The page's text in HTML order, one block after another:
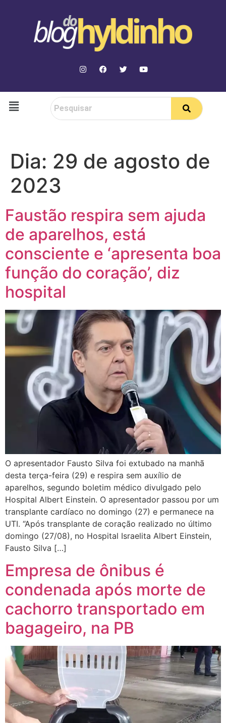
Dia: 29 de agosto de
2023
Faustão respira sem ajuda
de aparelhos, está
consciente e ‘apresenta boa
função do coração’, diz
hospital
O apresentador Fausto Silva foi extubado na manhã
desta terça-feira (29) e respira sem auxílio de
aparelhos, segundo boletim médico divulgado pelo
Hospital Albert Einstein. O apresentador passou por um
transplante cardíaco no domingo (27) e permanece na
UTI. “Após transplante de coração realizado no último
domingo (27/08), no Hospital Israelita Albert Einstein,
Fausto Silva […]
Empresa de ônibus é
condenada após morte de
cachorro transportado em
bagageiro, na PB